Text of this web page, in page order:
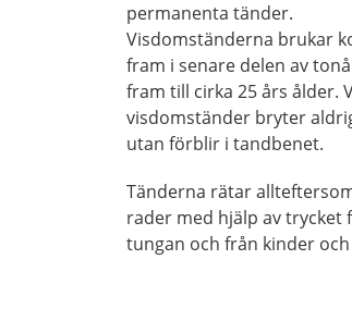
permanenta tänder.
Visdomständerna brukar
fram i senare delen av
fram till cirka 25 års ålder.
visdomständer bryter
utan förblir i tandbenet.
Tänderna rätar
rader med hjälp av trycket
tungan och från kinder